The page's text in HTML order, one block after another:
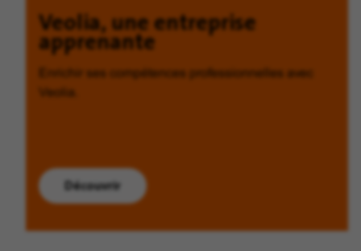
Veolia, une entreprise
apprenante
Enrichir ses compétences professionnelles avec
Veolia.
Découvrir